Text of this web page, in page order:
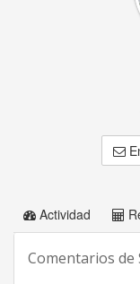
Actividad
Comentarios de